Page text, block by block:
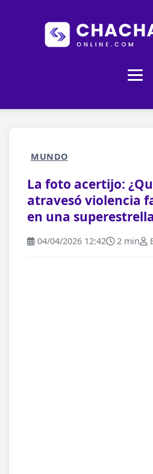
MUNDO
La foto acertijo:
atravesó violencia
en una
04/04/2026 12:42 2 min